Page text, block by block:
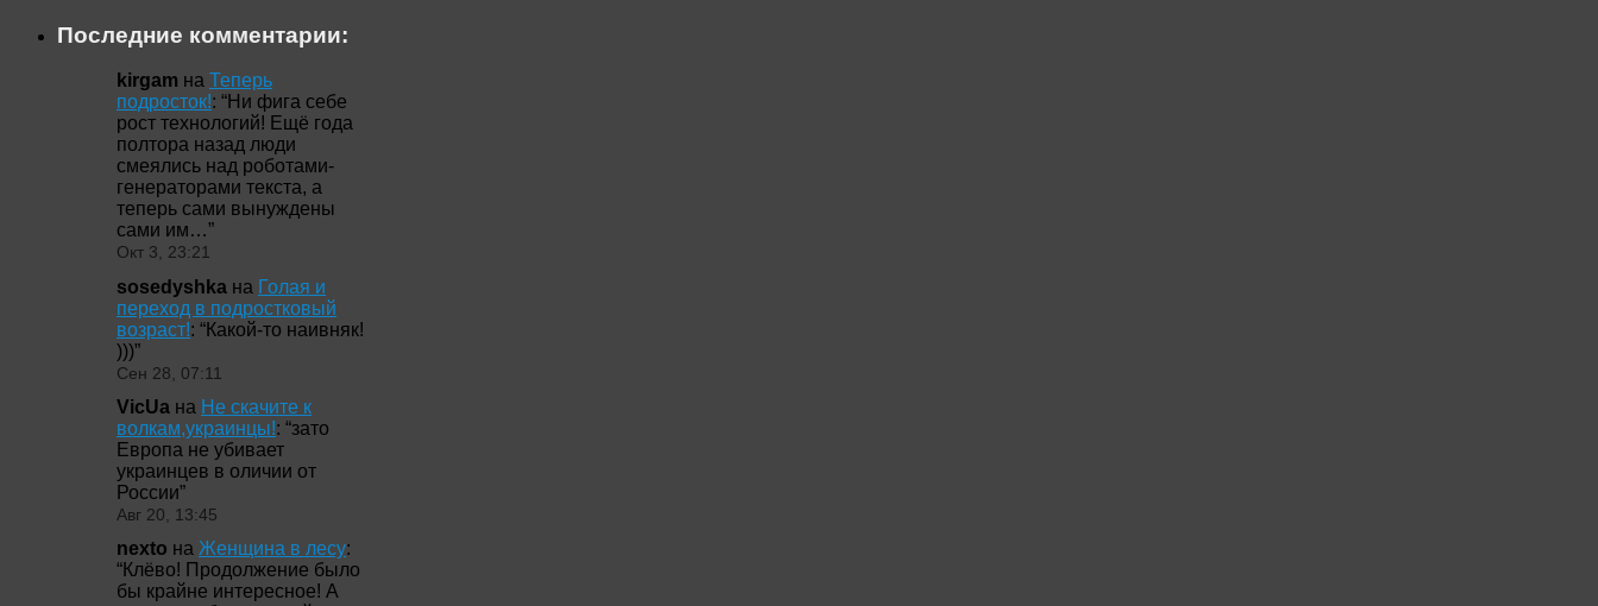
Последние комментарии:
kirgam на Теперь
подросток!: “Ни фига себе
рост технологий! Ещё года
полтора назад люди
смеялись над роботами-
генераторами текста, а
теперь сами вынуждены
сами им…”
Окт 3, 23:21
sosedyshka на Голая и
переход в подростковый
возраст!: “Какой-то наивняк!
)))”
Сен 28, 07:11
VicUa на Не скачите к
волкам,украинцы!: “зато
Европа не убивает
украинцев в оличии от
России”
Авг 20, 13:45
nexto на Женщина в лесу:
“Клёво! Продолжение было
бы крайне интересное! А